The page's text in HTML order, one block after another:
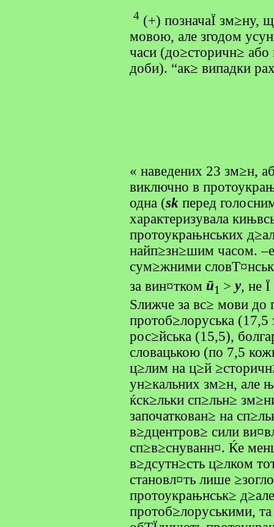
4 (+) позначаЇ зм≥ну,
мовою, але згодом
часи (до≥сторичн≥
доби). “ак≥ випадки
« наведених 23 зм≥н,
виключно в
одна (sk перед
характеризувала
протоукрањнських
найп≥зн≥шим часом.
сум≥жними
за вин¤тком ū1 > у, не
Ѕлижче за вс≥ мови до
протоб≥лоруська
рос≥йська (15,5),
словацькою (по 7,5
ц≥лим на ц≥й
ун≥кальних зм≥н, але
ќск≥льки сп≥льн≥
започаткован≥ на
в≥дцентров≥ сили
сп≥в≥снуванн¤. Ќе
в≥дсутн≥сть ц≥лком
становл¤ть лише
протоукрањнськ≥
протоб≥лоруськими,